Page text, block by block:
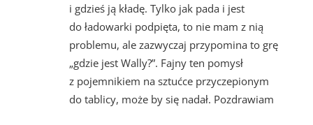
i gdzieś ją kładę. Tylko jak pada i jest
do ładowarki podpięta, to nie mam z nią
problemu, ale zazwyczaj przypomina to grę
„gdzie jest Wally?”. Fajny ten pomysł
z pojemnikiem na sztućce przyczepionym
do tablicy, może by się nadał. Pozdrawiam